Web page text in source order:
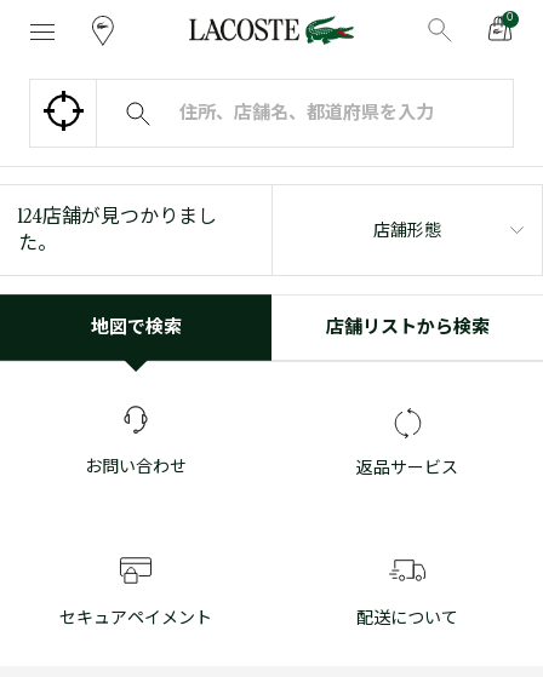
0
124店舗が見つかりまし
た。
店舗形態
地図で検索 店舗リストから検索
お問い合わせ 返品サービス
セキュアペイメント 配送について